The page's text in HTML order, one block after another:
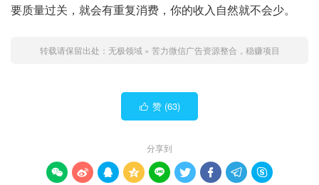
要质量过关，就会有重复消费，你的收入自然就不会少。
转载请保留出处： 无极领域 » 苦力微信广告资源整合，稳赚项目
 赞 (63)
分享到
        